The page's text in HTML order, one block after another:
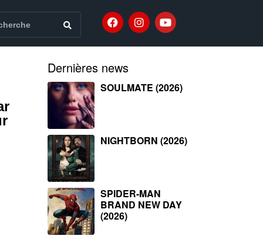
Dernières news
SOULMATE (2026)
NIGHTBORN (2026)
SPIDER-MAN
BRAND NEW DAY
(2026)